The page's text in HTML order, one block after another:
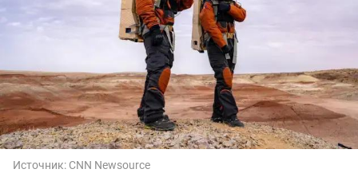
Источник: CNN Newsource